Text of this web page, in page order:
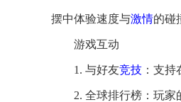
摆中体验速度与激情的碰
游戏互动
1. 与好友竞技 ：支持
2. 全球排行榜：玩